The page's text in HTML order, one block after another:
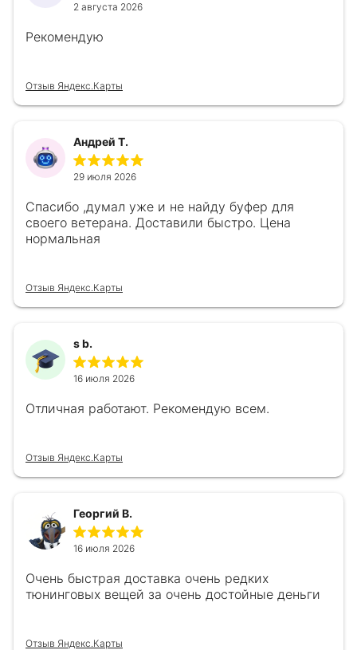
2 августа 2026
Рекомендую
Отзыв Яндекс.Карты
Андрей Т.
29 июля 2026
Спасибо ,думал уже и не найду буфер для
своего ветерана. Доставили быстро. Цена
нормальная
Отзыв Яндекс.Карты
s b.
16 июля 2026
Отличная работают. Рекомендую всем.
Отзыв Яндекс.Карты
Георгий В.
16 июля 2026
Очень быстрая доставка очень редких
тюнинговых вещей за очень достойные деньги
Отзыв Яндекс.Карты